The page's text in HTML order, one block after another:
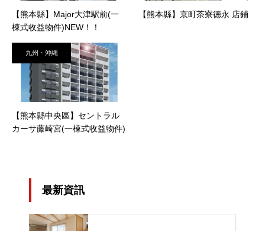
【熊本縣】Major大津駅前(一
棟式收益物件)NEW！！
【熊本縣】京町茶寮徳永 店鋪
九州・沖縄
【熊本縣中央區】セントラル
カーサ藤崎宮(一棟式收益物件)
最新資訊